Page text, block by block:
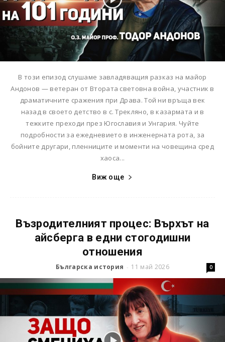
В този епизод слушаме завладяващия разказ на майор
Андонов — ветеран от Втората световна война, участник в
драматичните сражения при Драва. Той ни връща век
назад в своето детство в с. Трекляно, в казармата и в
тежките преходи през Югославия и Унгария. Чуйте
подробности за ежедневието в инженерната рота, за
бойните другари, пленниците и моменти на човещина сред
хаоса...
Виж още
Възродителният процес: Върхът на
айсберга в едни стогодишни
отношения
Българска история - 11 май 2026 0